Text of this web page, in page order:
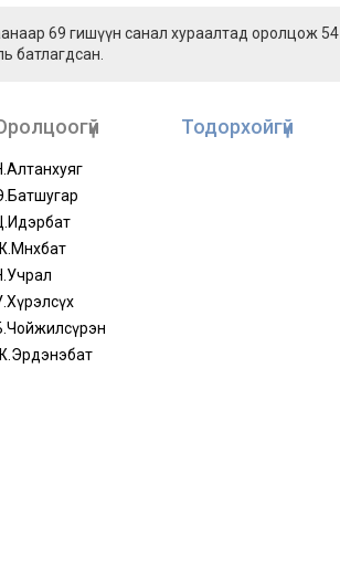
69 гишүүн санал хураалтад оролцож 54
батлагдсан.
Тодорхойгүй